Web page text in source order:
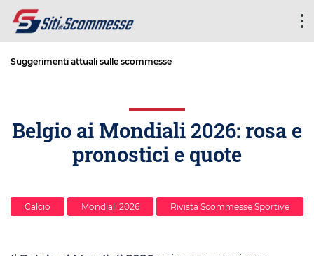
Suggerimenti attuali sulle scommesse
Belgio ai Mondiali 2026: rosa e
pronostici e quote
Calcio Mondiali 2026 Rivista Scommesse Sportive